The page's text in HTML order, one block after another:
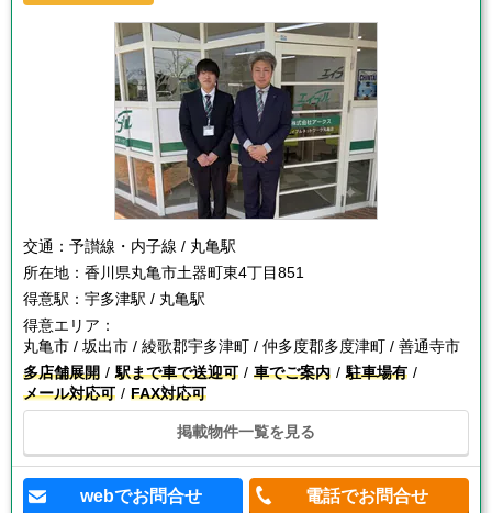
交通： 予讃線・内子線 / 丸亀駅
所在地： 香川県丸亀市土器町東4丁目851
得意駅： 宇多津駅 / 丸亀駅
得意エリア：
丸亀市 / 坂出市 / 綾歌郡宇多津町 / 仲多度郡多度津町 / 善通寺市
多店舗展開
駅まで車で送迎可 車でご案内
駐車場有
メール対応可
FAX対応可
掲載物件一覧を見る
webでお問合せ 電話でお問合せ